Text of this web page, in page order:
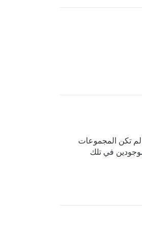
لم تكن المجموعات
في تلك